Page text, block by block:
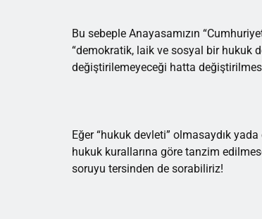
Bu sebeple Anayasamızın
“demokratik, laik ve sosyal bir hukuk
değiştirilemeyeceği hatta
Eğer “hukuk devleti” olmasaydık
hukuk kurallarına göre tanzim
soruyu tersinden de sorabiliriz!